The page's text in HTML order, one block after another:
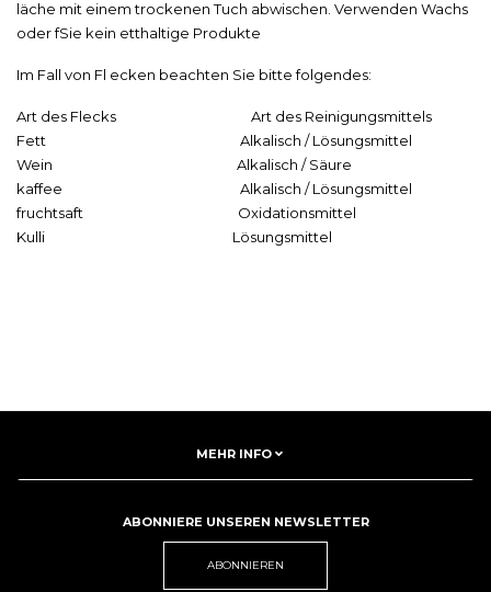
läche mit einem trockenen Tuch abwischen. Verwenden Wachs
oder fSie kein etthaltige Produkte
Im Fall von Fl ecken beachten Sie bitte folgendes:
Art des Flecks Art des Reinigungsmittels
Fett Alkalisch / Lösungsmittel
Wein Alkalisch / Säure
kaffee Alkalisch / Lösungsmittel
fruchtsaft Oxidationsmittel
Kulli Lösungsmittel
MEHR INFO
ABONNIERE UNSEREN NEWSLETTER
ABONNIEREN